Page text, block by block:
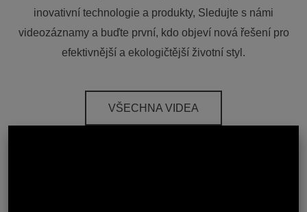
inovativní technologie a produkty, Sledujte s námi
videozáznamy a buďte první, kdo objeví nová řešení pro
efektivnější a ekologičtější životní styl.
VŠECHNA VIDEA